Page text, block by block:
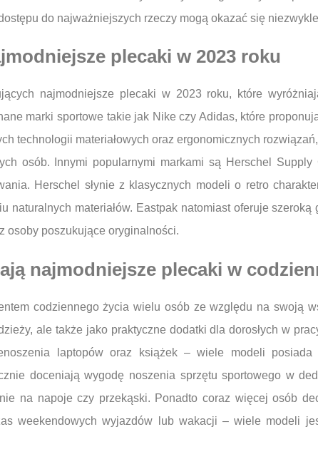
do najważniejszych rzeczy mogą okazać się
plecaki w 2023 roku
najmodniejsze plecaki w 2023 roku, które
marki sportowe takie jak Nike czy Adidas, które
technologii materiałowych oraz ergonomicznych
osób. Innymi popularnymi markami są Herschel
Herschel słynie z klasycznych modeli o retro
naturalnych materiałów. Eastpak natomiast oferuje
osoby poszukujące oryginalności.
najmodniejsze plecaki w
codziennego życia wielu osób ze względu na swoją
ale także jako praktyczne dodatki dla dorosłych w
laptopów oraz książek – wiele modeli
doceniają wygodę noszenia sprzętu sportowego w
na napoje czy przekąski. Ponadto coraz więcej osób
weekendowych wyjazdów lub wakacji – wiele modeli